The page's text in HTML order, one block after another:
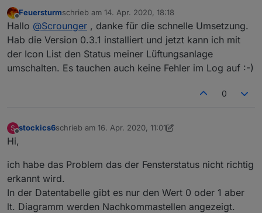
den korrekten type umgewandelt werden. Das
scheint aber wohl nicht so zu sein.
Das muss ich bei allen Widgets nochmal
gegenprüfen
Hab jetzt eingebaut, dass vor dem schreiben des
Wertes geprüft wird um welchen type es sich
handelt.
Da davon quasi jedes Widget betroffen ist und ich
nicht alle testen kann benötige ich Eure
Bitte teste die aktuelle Version von git -> v0.3.1.
Offline
Feuersturmschrieb am 14. Apr. 2020, 18:18
zuletzt editiert von
Hallo @Scrounger , danke für die schnelle Umsetzung.
Hab die Version 0.3.1 installiert und jetzt kann ich mit
der Icon List den Status meiner Lüftungsanlage
umschalten. Es tauchen auch keine Fehler im Log auf :-)
0
S
Offline
stockics6schrieb am 16. Apr. 2020, 11:01
zuletzt editiert von stockics6
Hi,
ich habe das Problem das der Fensterstatus nicht richtig
erkannt wird.
In der Datentabelle gibt es nur den Wert 0 oder 1 aber
lt. Diagramm werden Nachkommastellen angezeigt.